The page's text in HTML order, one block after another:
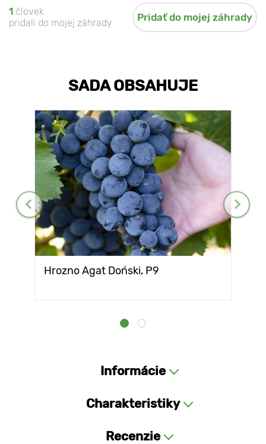
1 človek
pridali do mojej záhrady
Pridať do mojej záhrady
SADA OBSAHUJE
Hrozno Agat Doński, Р9
Informácie
Charakteristiky
Recenzie